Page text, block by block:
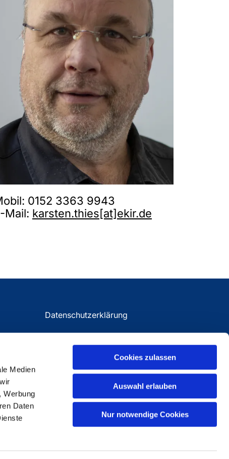
Medien
Werbung
Daten
Cookies zulassen
Auswahl erlauben
Nur notwendige Cookies
0152 3363 9943
Mail: karsten.thies[at]ekir.de
Datenschutzerklärung
Impressum